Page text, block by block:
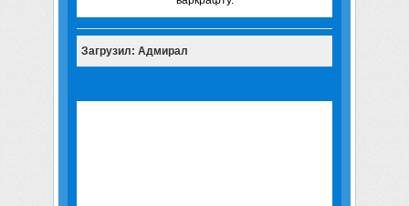
Загрузил: Адмирал